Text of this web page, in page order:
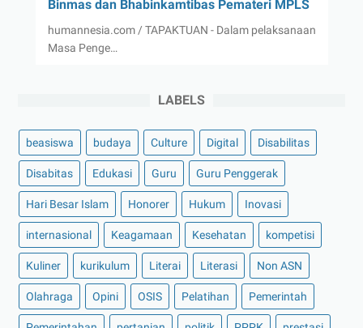
Binmas dan Bhabinkamtibas Pemateri MPLS
humannesia.com / TAPAKTUAN - Dalam pelaksanaan
Masa Penge…
LABELS
beasiswa budaya Culture Digital Disabilitas
Disabitas Edukasi Guru Guru Penggerak
Hari Besar Islam Honorer Hukum Inovasi
internasional Keagamaan Kesehatan kompetisi
Kuliner kurikulum Literai Literasi Non ASN
Olahraga Opini OSIS Pelatihan Pemerintah